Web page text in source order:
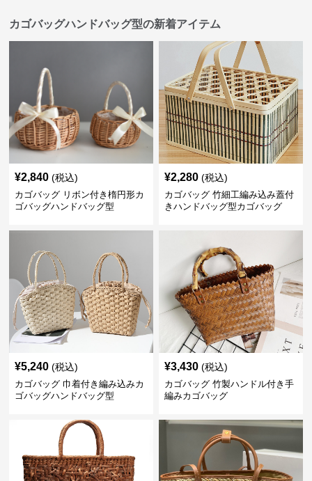
カゴバッグハンドバッグ型の新着アイテム
¥2,840 (税込)
カゴバッグ リボン付き楕円形カ
ゴバッグハンドバッグ型
¥2,280 (税込)
カゴバッグ 竹細工編み込み蓋付
きハンドバッグ型カゴバッグ
¥5,240 (税込)
カゴバッグ 巾着付き編み込みカ
ゴバッグハンドバッグ型
¥3,430 (税込)
カゴバッグ 竹製ハンドル付き手
編みカゴバッグ